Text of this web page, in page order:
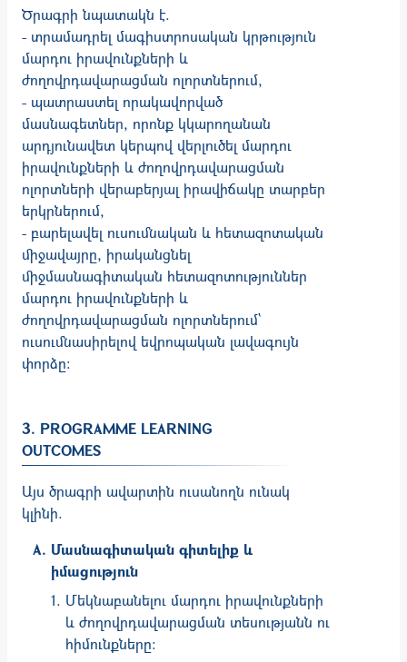
Ծրագրի նպատակն է.
- տրամադրել մագիստրոսական կրթություն
մարդու իրավունքների և
ժողովրդավարացման ոլորտներում,
- պատրաստել որակավորված
մասնագետներ, որոնք կկարողանան
արդյունավետ կերպով վերլուծել մարդու
իրավունքների և ժողովրդավարացման
ոլորտների վերաբերյալ իրավիճակը տարբեր
երկրներում,
- բարելավել ուսումնական և հետազոտական
միջավայրը, իրականցնել
միջմասնագիտական հետազոտություններ
մարդու իրավունքների և
ժողովրդավարացման ոլորտներում`
ուսումնասիրելով եվրոպական լավագույն
փորձը։
3. PROGRAMME LEARNING
OUTCOMES
Այս ծրագրի ավարտին ուսանողն ունակ
կլինի.
Մասնագիտական գիտելիք և
իմացություն
Մեկնաբանելու մարդու իրավունքների
և ժողովրդավարացման տեսությանն ու
հիմունքները: